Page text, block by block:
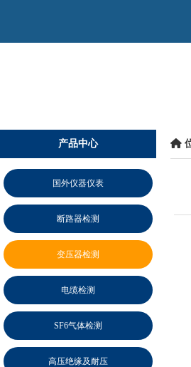
产品中心
国外仪器仪表
断路器检测
变压器检测
电缆检测
SF6气体检测
高压绝缘及耐压